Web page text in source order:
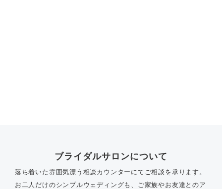
ブライダルサロンについて
落ち着いた雰囲気漂う相談カウンターにてご相談を承ります。
お二人だけのシンプルウェディングも、ご家族やお友達とのア